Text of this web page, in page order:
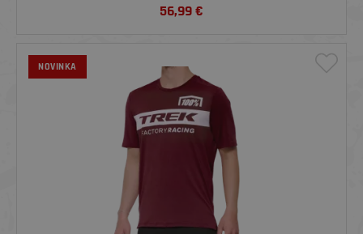
56,99€
NOVINKA